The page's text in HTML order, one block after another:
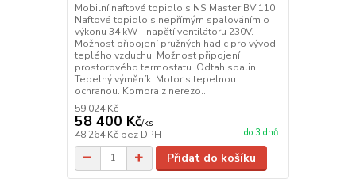
Mobilní naftové topidlo s NS Master BV 110
Naftové topidlo s nepřímým spalováním o
výkonu 34 kW - napětí ventilátoru 230V.
Možnost připojení pružných hadic pro vývod
teplého vzduchu. Možnost připojení
prostorového termostatu. Odtah spalin.
Tepelný výměník. Motor s tepelnou
ochranou. Komora z nerezo...
59 024 Kč
58 400 Kč/ks
48 264 Kč bez DPH do 3 dnů
Přidat do košíku